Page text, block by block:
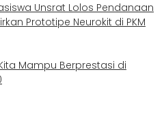
Unsrat Lolos Pendanaan
Prototipe Neurokit di PKM
Mampu Berprestasi di